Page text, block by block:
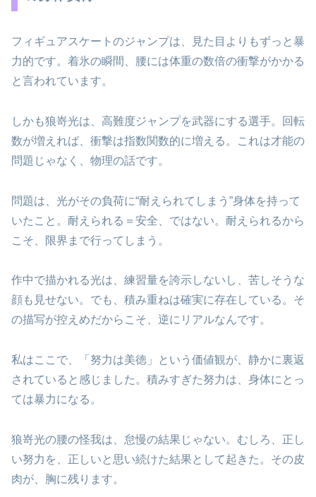
フィギュアスケートのジャンプは、見た目よりもずっと暴
力的です。着氷の瞬間、腰には体重の数倍の衝撃がかかる
と言われています。
しかも狼嵜光は、高難度ジャンプを武器にする選手。回転
数が増えれば、衝撃は指数関数的に増える。これは才能の
問題じゃなく、物理の話です。
問題は、光がその負荷に“耐えられてしまう”身体を持って
いたこと。耐えられる＝安全、ではない。耐えられるから
こそ、限界まで行ってしまう。
作中で描かれる光は、練習量を誇示しないし、苦しそうな
顔も見せない。でも、積み重ねは確実に存在している。そ
の描写が控えめだからこそ、逆にリアルなんです。
私はここで、「努力は美徳」という価値観が、静かに裏返
されていると感じました。積みすぎた努力は、身体にとっ
ては暴力になる。
狼嵜光の腰の怪我は、怠慢の結果じゃない。むしろ、正し
い努力を、正しいと思い続けた結果として起きた。その皮
肉が、胸に残ります。